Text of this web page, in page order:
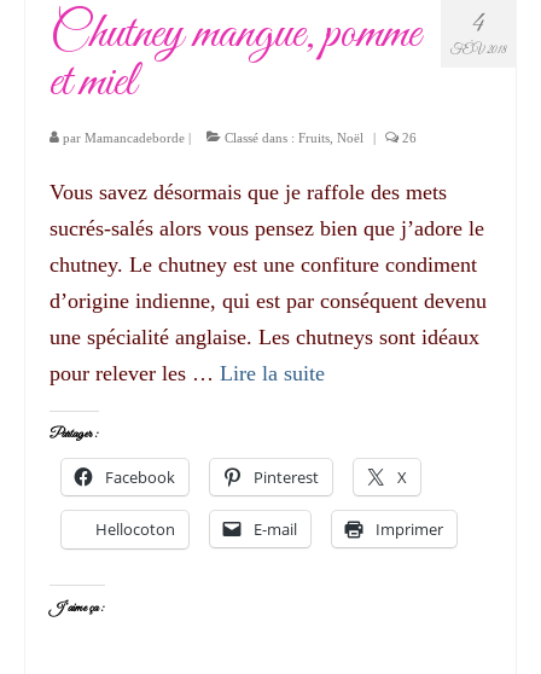
4
FÉV 2018
Chutney mangue, pomme
et miel
par Mamancadeborde | Classé dans : Fruits Noël | 26
Vous savez désormais que je raffole des mets
sucrés-salés alors vous pensez bien que j’adore le
chutney. Le chutney est une confiture condiment
d’origine indienne, qui est par conséquent devenu
une spécialité anglaise. Les chutneys sont idéaux
pour relever les … Lire la suite­­
Partager :
Facebook Pinterest X
Hellocoton E-mail Imprimer
J’aime ça :